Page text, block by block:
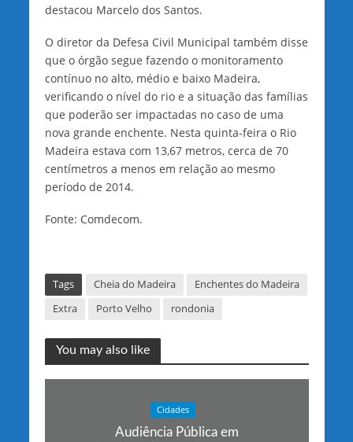
destacou Marcelo dos Santos.
O diretor da Defesa Civil Municipal também disse
que o órgão segue fazendo o monitoramento
contínuo no alto, médio e baixo Madeira,
verificando o nível do rio e a situação das famílias
que poderão ser impactadas no caso de uma
nova grande enchente. Nesta quinta-feira o Rio
Madeira estava com 13,67 metros, cerca de 70
centímetros a menos em relação ao mesmo
período de 2014.
Fonte: Comdecom.
Tags Cheia do Madeira
Enchentes do Madeira
Extra
Porto Velho rondonia
You may also like
Cidades
Audiência Pública em